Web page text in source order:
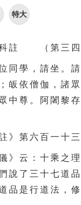
特大
經科註 （第
學，請坐。請
皈依僧伽，諸
中尊。阿闍黎
第六百一十三
云：十乘之理
說了三十七道
品是行道法，